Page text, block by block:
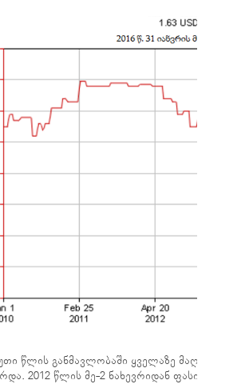
წლის განმავლობაში ყველაზე მაღალი ფასი
2012 წლის მე-2 ნახევრიდან ფასი,